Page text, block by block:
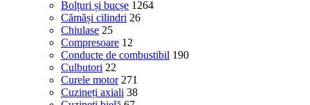
Bolțuri și bucșe 1264
Cămăși cilindri 26
Chiulase 25
Compresoare 12
Conducte de combustibil 190
Culbutori 22
Curele motor 271
Cuzineți axiali 38